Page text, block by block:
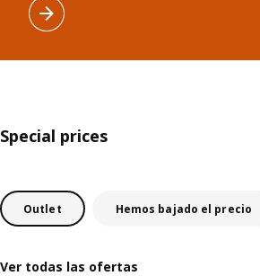
Special prices
Outlet Hemos bajado el precio
Ver todas las ofertas